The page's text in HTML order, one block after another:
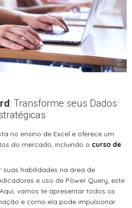
: Transforme seus Dados
no ensino de Excel e oferece um
do mercado, incluindo o curso de
suas habilidades na área de
e uso de Power Query, este
vamos te apresentar todos os
e como ela pode impulsionar